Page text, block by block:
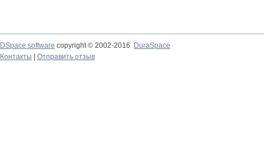
DSpace software copyright © 2002-2016
DuraSpace
Контакты
Отправить отзыв